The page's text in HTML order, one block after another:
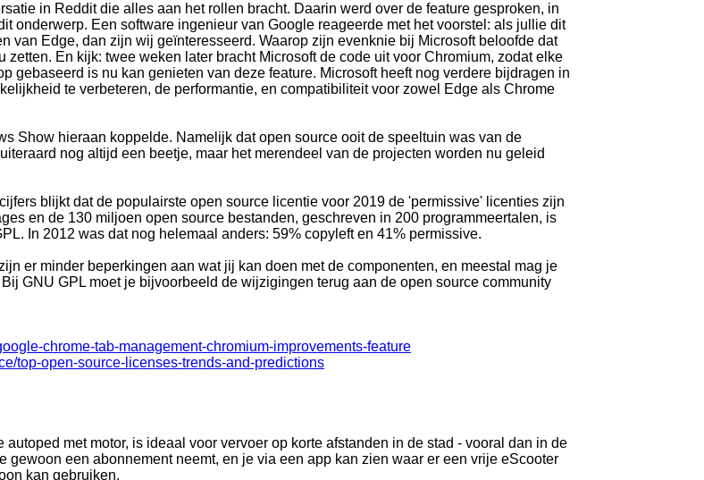
in Reddit die alles aan het rollen bracht. Daarin werd over de feature gesproken, in
onderwerp. Een software ingenieur van Google reageerde met het voorstel: als jullie dit
van Edge, dan zijn wij geïnteresseerd. Waarop zijn evenknie bij Microsoft beloofde dat
zetten. En kijk: twee weken later bracht Microsoft de code uit voor Chromium, zodat elke
gebaseerd is nu kan genieten van deze feature. Microsoft heeft nog verdere bijdragen in
te verbeteren, de performantie, en compatibiliteit voor zowel Edge als Chrome
Show hieraan koppelde. Namelijk dat open source ooit de speeltuin was van de
nog altijd een beetje, maar het merendeel van de projecten worden nu geleid
blijkt dat de populairste open source licentie voor 2019 de 'permissive' licenties zijn
en de 130 miljoen open source bestanden, geschreven in 200 programmeertalen, is
In 2012 was dat nog helemaal anders: 59% copyleft en 41% permissive.
er minder beperkingen aan wat jij kan doen met de componenten, en meestal mag je
GNU GPL moet je bijvoorbeeld de wijzigingen terug aan de open source community
chrome-tab-management-chromium-improvements-feature
top-open-source-licenses-trends-and-predictions
autoped met motor, is ideaal voor vervoer op korte afstanden in de stad - vooral dan in de
gewoon een abonnement neemt, en je via een app kan zien waar er een vrije eScooter
kan gebruiken.